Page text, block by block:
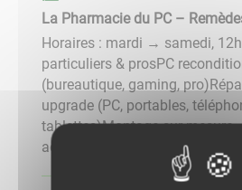
La Pharmacie du PC –
Horaires : mardi → samedi,
particuliers & prosPC
(bureautique, gaming,
upgrade (PC, portables,
tablettes)Montage sur mesure,
accessoiresSauvegardes, ...